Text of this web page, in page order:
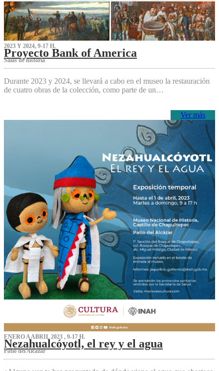
2023 Y 2024, 9-17 H.
Proyecto Bank of America
S‌alas de historia
Durante 2023 y 2024, se llevará a cabo en el museo la restauración
de cuatro obras de la colección, como parte de un…
Ver más
ENERO A ABRIL 2023 , 9-17 H.
Nezahualcóyotl, el rey y el agua
Patio del Alcázar